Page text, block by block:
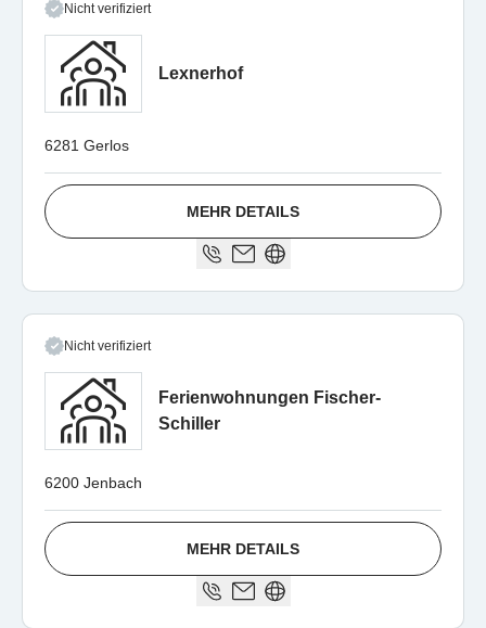
Nicht verifiziert
Lexnerhof
6281 Gerlos
MEHR DETAILS
Nicht verifiziert
Ferienwohnungen Fischer-
Schiller
6200 Jenbach
MEHR DETAILS